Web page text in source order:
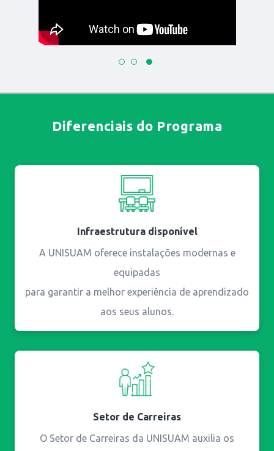
Diferenciais do Programa
Infraestrutura disponível
A UNISUAM oferece instalações modernas e
equipadas
para garantir a melhor experiência de aprendizado
aos seus alunos.
Setor de Carreiras
O Setor de Carreiras da UNISUAM auxilia os